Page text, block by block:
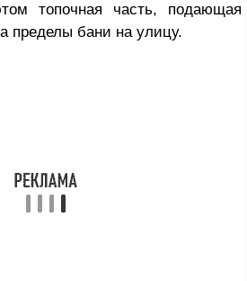
топочная часть, подающая
пределы бани на улицу.